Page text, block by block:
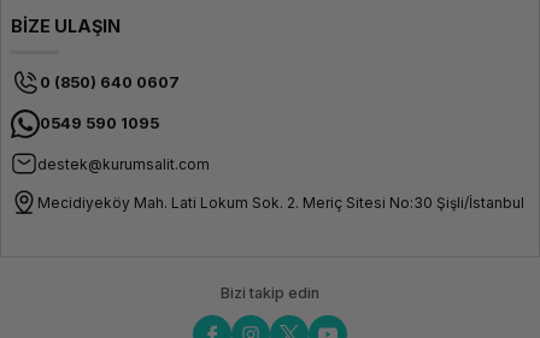
BİZE ULAŞIN
0 (850) 640 0607
0549 590 1095
destek@kurumsalit.com
Mecidiyeköy Mah. Lati Lokum Sok. 2. Meriç Sitesi No:30 Şişli/İstanbul
Bizi takip edin